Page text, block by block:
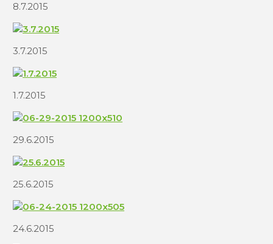
8.7.2015
3.7.2015
1.7.2015
29.6.2015
25.6.2015
24.6.2015